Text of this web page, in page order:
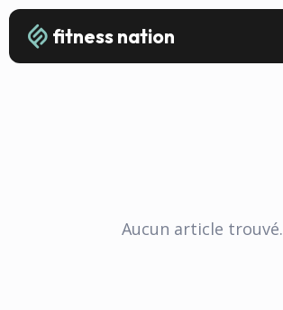
fitness nation
Aucun article trouvé.